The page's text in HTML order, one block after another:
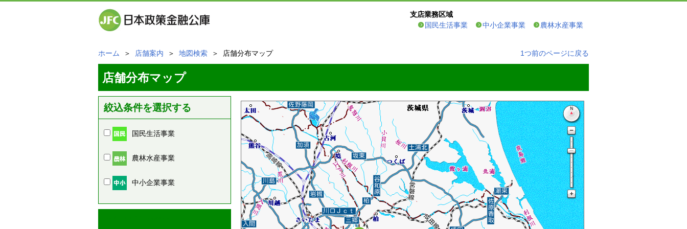
支店業務区域
国民生活事業
中小企業事業 農林水産事業
ホーム ＞ 店舗案内 ＞ 地図検索 ＞ 店舗分布マップ 1つ前のページに戻る
店舗分布マップ
絞込条件を選択する
国民生活事業
農林水産事業
中小企業事業